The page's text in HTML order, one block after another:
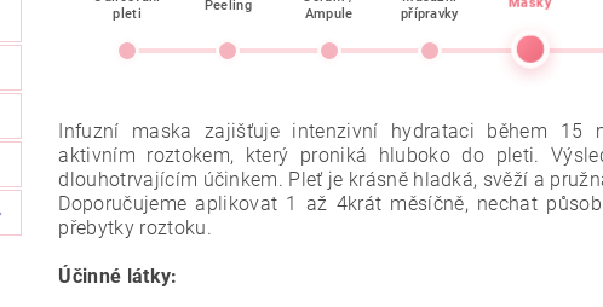
pleti
Peeling
Ampule
přípravky
Infuzní maska zajišťuje intenzivní hydrataci během 15
aktivním roztokem, který proniká hluboko do pleti.
dlouhotrvajícím účinkem. Pleť je krásně hladká, svěží a
Doporučujeme aplikovat 1 až 4krát měsíčně, nechat
přebytky roztoku.
Účinné látky: